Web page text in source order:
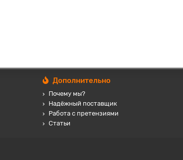
Дополнительно
Почему мы?
Надёжный поставщик
Работа с претензиями
Статьи